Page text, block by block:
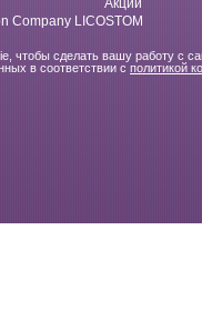
Акции
Company LICOSTOM
чтобы сделать вашу работу с
в соответствии с политикой